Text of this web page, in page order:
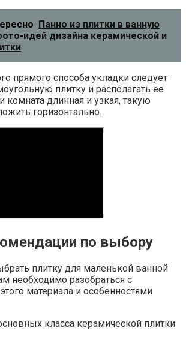
Панно из плитки в ванную
идей дизайна керамической и
прямого способа укладки следует
плитку и располагать ее
комната длинная и узкая, такую
горизонтально.
по выбору
плитку для маленькой ванной
необходимо разобраться с
материала и особенностями
класса керамической плитки